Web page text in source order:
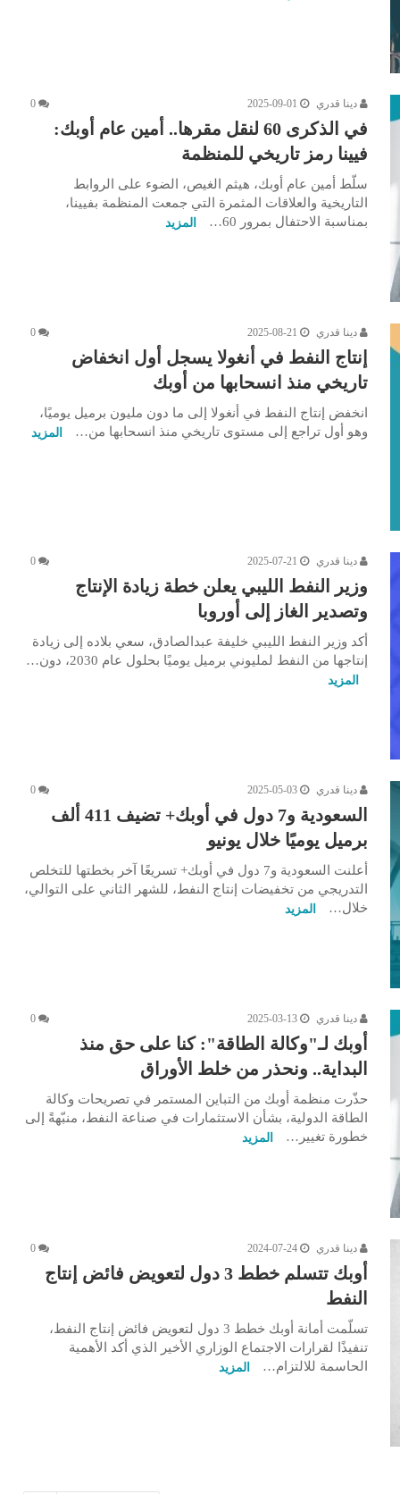
دينا قدري 2025-09-01
0
في الذكرى 60 لنقل مقرها.. أمين عام أوبك:
فيينا رمز تاريخي للمنظمة
سلّط أمين عام أوبك، هيثم الغيص، الضوء على الروابط
التاريخية والعلاقات المثمرة التي جمعت المنظمة بفيينا،
بمناسبة الاحتفال بمرور 60…
المزيد
دينا قدري 2025-08-21
0
إنتاج النفط في أنغولا يسجل أول انخفاض
تاريخي منذ انسحابها من أوبك
انخفض إنتاج النفط في أنغولا إلى ما دون مليون برميل يوميًا،
وهو أول تراجع إلى مستوى تاريخي منذ انسحابها من…
المزيد
دينا قدري 2025-07-21
0
وزير النفط الليبي يعلن خطة زيادة الإنتاج
وتصدير الغاز إلى أوروبا
أكد وزير النفط الليبي خليفة عبدالصادق، سعي بلاده إلى زيادة
إنتاجها من النفط لمليوني برميل يوميًا بحلول عام 2030، دون…
المزيد
دينا قدري 2025-05-03
0
السعودية و7 دول في أوبك+ تضيف 411 ألف
برميل يوميًا خلال يونيو
أعلنت السعودية و7 دول في أوبك+ تسريعًا آخر بخطتها للتخلص
التدريجي من تخفيضات إنتاج النفط، للشهر الثاني على التوالي،
خلال…
المزيد
دينا قدري 2025-03-13
0
أوبك لـ"وكالة الطاقة": كنا على حق منذ
البداية.. ونحذر من خلط الأوراق
حذّرت منظمة أوبك من التباين المستمر في تصريحات وكالة
الطاقة الدولية، بشأن الاستثمارات في صناعة النفط، منبّهةً إلى
خطورة تغيير…
المزيد
دينا قدري 2024-07-24
0
أوبك تتسلم خطط 3 دول لتعويض فائض إنتاج
النفط
تسلّمت أمانة أوبك خطط 3 دول لتعويض فائض إنتاج النفط،
تنفيذًا لقرارات الاجتماع الوزاري الأخير الذي أكد الأهمية
الحاسمة للالتزام…
المزيد